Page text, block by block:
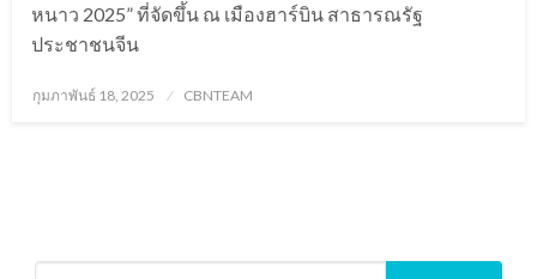
หนาว 2025” ที่จัดขึ้น ณ เมืองฮาร์บิน สาธารณรัฐ
ประชาชนจีน
Posted
กุมภาพันธ์ 18, 2025 CBNTEAM